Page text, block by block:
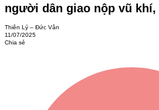
người dân giao nộp vũ
Thiên Lý – Đức Vân
11/07/2025
Chia sẻ